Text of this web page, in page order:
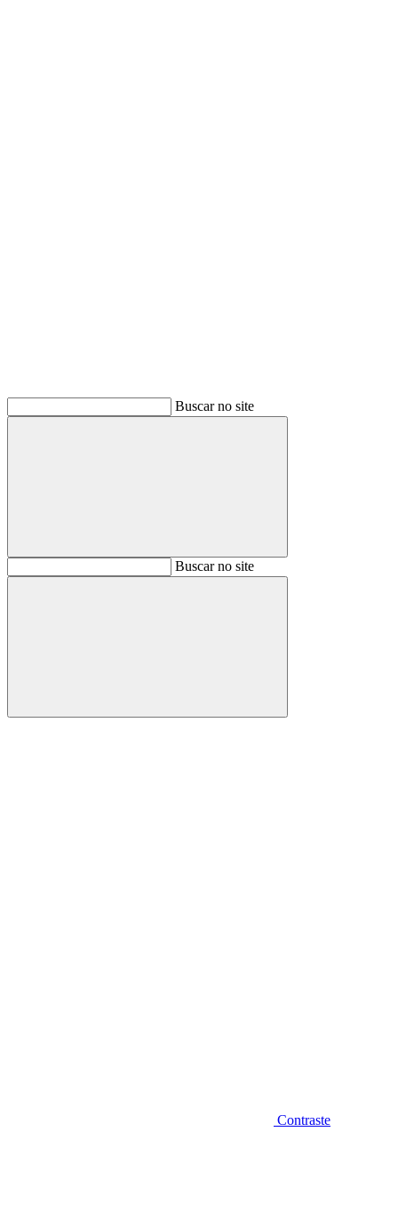
Buscar no site
BuscarBuscar no site
Buscar
Contraste